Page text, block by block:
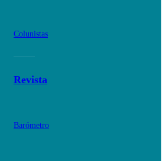
Colunistas
Revista
Barómetro